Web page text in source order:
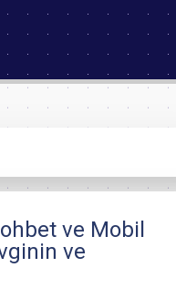
ve Mobil
ve